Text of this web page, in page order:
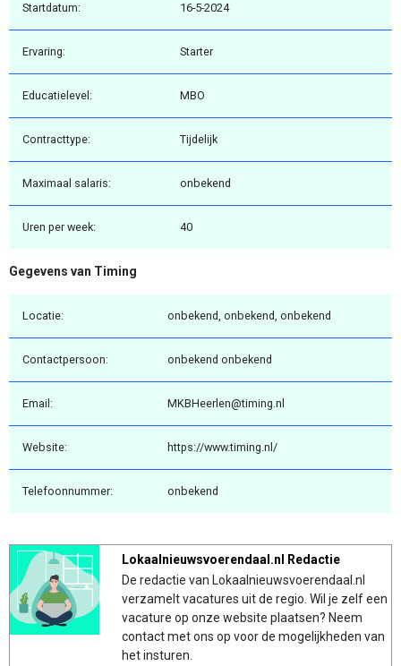
Startdatum: 16-5-2024
Ervaring: Starter
Educatielevel: MBO
Contracttype: Tijdelijk
Maximaal salaris: onbekend
Uren per week: 40
Gegevens van Timing
Locatie: onbekend, onbekend, onbekend
Contactpersoon: onbekend onbekend
Email: MKBHeerlen@timing.nl
Website: https://www.timing.nl/
Telefoonnummer: onbekend
Lokaalnieuwsvoerendaal.nl Redactie
De redactie van Lokaalnieuwsvoerendaal.nl
verzamelt vacatures uit de regio. Wil je zelf een
vacature op onze website plaatsen? Neem
contact met ons op voor de mogelijkheden van
het insturen.